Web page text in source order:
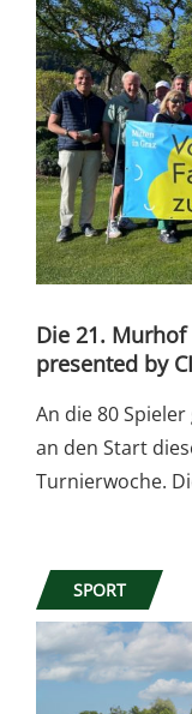
Die 21.
presented by
An die 80
an den Start
Turnierwoche.
SPORT